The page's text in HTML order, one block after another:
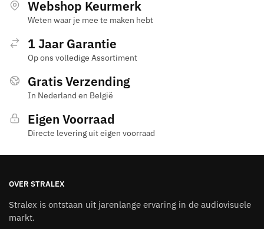
Webshop Keurmerk
Weten waar je mee te maken hebt
1 Jaar Garantie
Op ons volledige Assortiment
Gratis Verzending
In Nederland en België
Eigen Voorraad
Directe levering uit eigen voorraad
OVER STRALEX
Stralex is ontstaan uit jarenlange ervaring in de audiovisuele
markt.